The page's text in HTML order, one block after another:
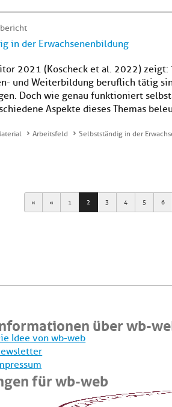
in der Erwachsenenbildung
2021 (Koscheck et al. 2022)
und Weiterbildung beruflich tätig
Doch wie genau funktioniert
Aspekte dieses Themas
Arbeitsfeld Selbstständig in der
First Previous
1 2 3 4 5 6
über wb-
Idee von wb-web
für wb-web